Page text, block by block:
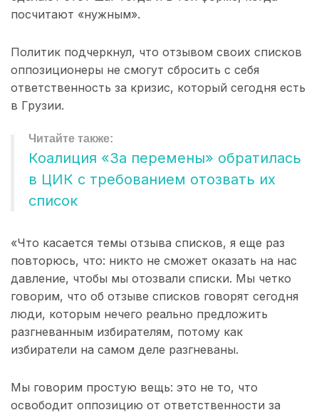
посчитают «нужным».
Политик подчеркнул, что отзывом своих списков
оппозиционеры не смогут сбросить с себя
ответственность за кризис, который сегодня есть
в Грузии.
Коалиция «За перемены» обратилась
в ЦИК с требованием отозвать их
список
«Что касается темы отзыва списков, я еще раз
повторюсь, что: никто не сможет оказать на нас
давление, чтобы мы отозвали списки. Мы четко
говорим, что об отзыве списков говорят сегодня
люди, которым нечего реально предложить
разгневанным избирателям, потому как
избиратели на самом деле разгневаны.
Мы говорим простую вещь: это не то, что
освободит оппозицию от ответственности за